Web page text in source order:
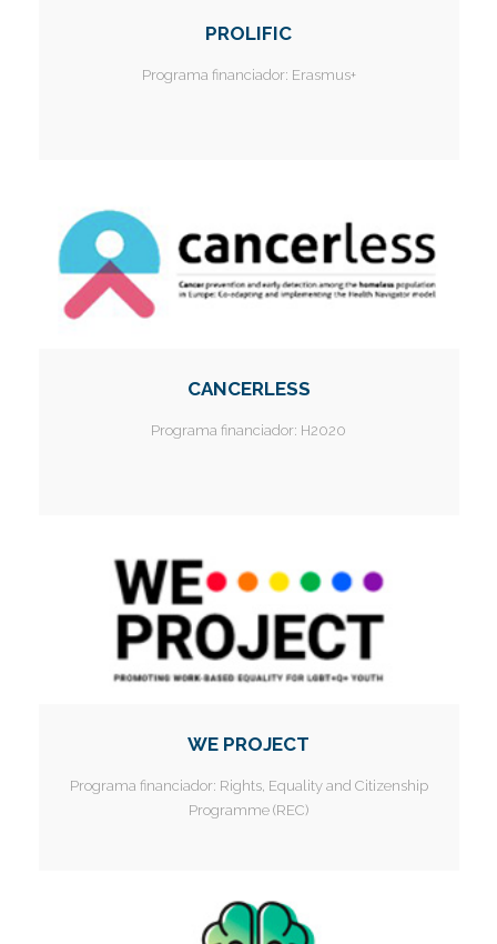
PROLIFIC
Programa financiador: Erasmus+
CANCERLESS
Programa financiador: H2020
WE PROJECT
Programa financiador: Rights, Equality and Citizenship
Programme (REC)